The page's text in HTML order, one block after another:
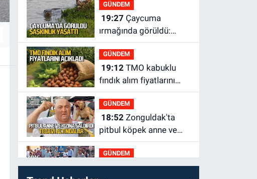
rakipler...
GÜNDEM
19:27
ırmağında görüldü:
Görenler şaşkınlık
yaşadı
GÜNDEM
19:12TMO kabuklu
fındık alım fiyatlarını
açıkladı
GÜNDEM
18:52Zonguldak'ta
pitbul köpek anne ve
çocuğuna saldırdı:
Tedavi altındalar
GÜNDEM
18:44Zonguldak'ta